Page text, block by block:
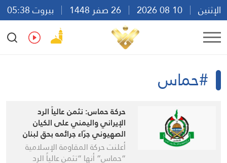
الإثنين
بيروت 05:38
Ar
En Fr Es
#حماس
حركة حماس: نثمن عالياً الرد
الإيراني واليمني على الكيان
الصهيوني جرّاء جرائمه بحق لبنان
وشعبه الكريم
أعلنت حركة المقاومة الإسلامية
“حماس” أنها “تثمن عالياً الرد